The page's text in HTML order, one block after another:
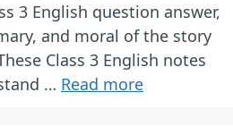
3 English question answer,
and moral of the story
Class 3 English notes
… Read more